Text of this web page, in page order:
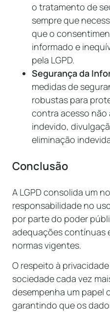
o tratamento de
sempre que
que o
informado e
pela LGPD.
Segurança da
medidas de
robustas para
contra acesso
indevido,
eliminação
Conclusão
A LGPD consolida um
responsabilidade no
por parte do poder
adequações contínuas
normas vigentes.
O respeito à
sociedade cada vez
desempenha um papel
garantindo que os